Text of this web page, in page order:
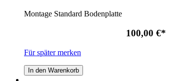
Montage Standard Bodenplatte
100,00 €*
Für später merken
In den Warenkorb